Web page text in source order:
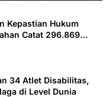
Kepastian Hukum
Catat 296.869
34 Atlet Disabilitas,
di Level Dunia